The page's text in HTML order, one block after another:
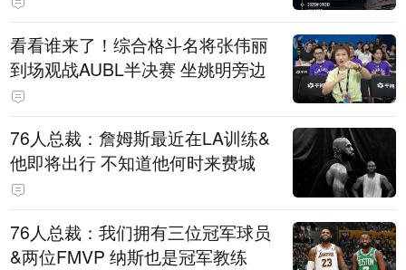
看看谁来了！综合格斗名将张伟丽
到场观战AUBL半决赛 坐姚明旁边
76人总裁：詹姆斯最近在LA训练&
他即将出行 不知道他何时来费城
76人总裁：我们拥有三位冠军球员
&两位FMVP 纳斯也是冠军教练